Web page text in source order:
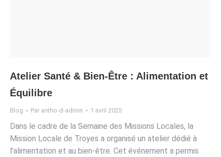
Atelier Santé & Bien-Être : Alimentation et
Équilibre
Blog Par antho-d-admin 1 avril 2025
Dans le cadre de la Semaine des Missions Locales, la
Mission Locale de Troyes a organisé un atelier dédié à
l’alimentation et au bien-être. Cet événement a permis